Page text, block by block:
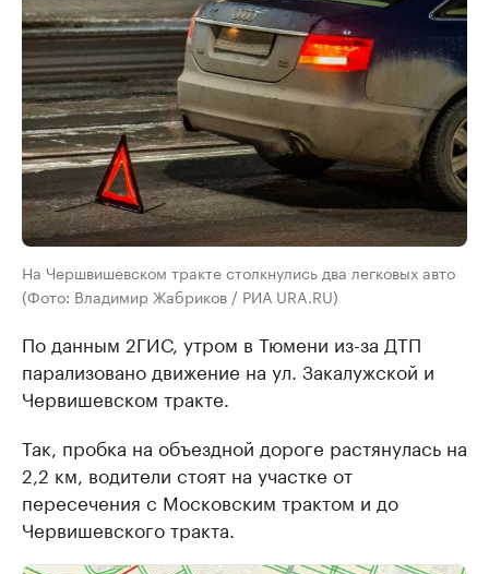
На Чершвишевском тракте столкнулись два легковых авто
(Фото: Владимир Жабриков / РИА URA.RU)
По данным 2ГИС, утром в Тюмени из-за ДТП
парализовано движение на ул. Закалужской и
Червишевском тракте.
Так, пробка на объездной дороге растянулась на
2,2 км, водители стоят на участке от
пересечения с Московским трактом и до
Червишевского тракта.